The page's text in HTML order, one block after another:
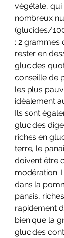
végétale, qui
nombreux
(glucides/
: 2 grammes
rester en
glucides
conseille de
les plus
idéalement
Ils sont
glucides
riches en
terre, le
doivent être
modération.
dans la
panais,
rapidement
bien que la
glucides